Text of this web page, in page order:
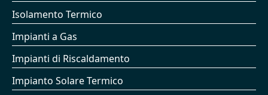
Isolamento Termico
Impianti a Gas
Impianti di Riscaldamento
Impianto Solare Termico